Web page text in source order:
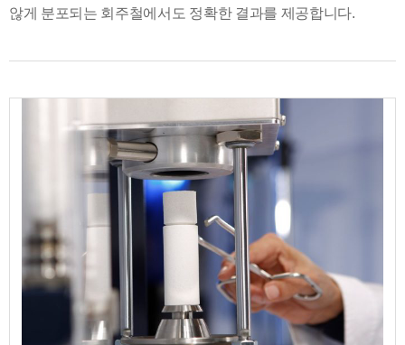
않게 분포되는 회주철에서도 정확한 결과를 제공합니다.